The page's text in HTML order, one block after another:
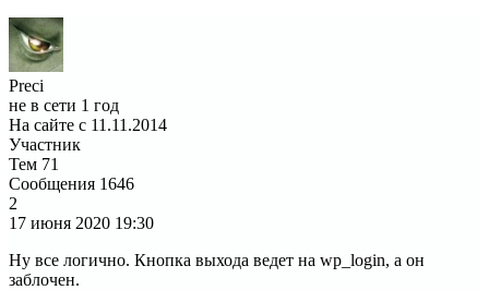
Preci
не в сети 1 год
На сайте с 11.11.2014
Участник
Тем 71
Сообщения 1646
2
17 июня 2020 19:30
Ну все логично. Кнопка выхода ведет на wp_login, а он
заблочен.